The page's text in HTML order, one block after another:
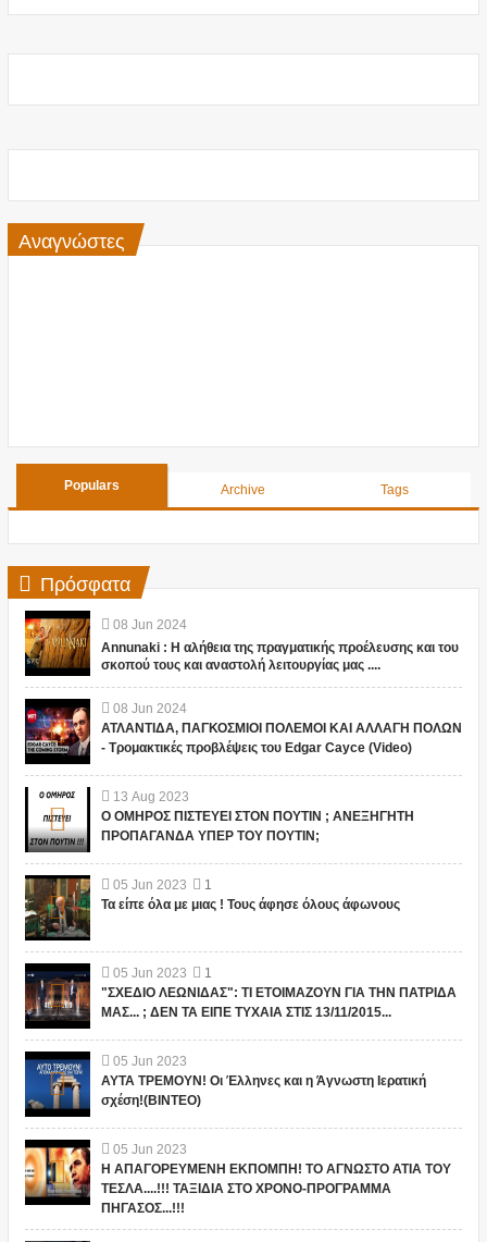
Αναγνώστες
Populars Archive Tags
Πρόσφατα
08 Jun 2024
Annunaki : Η αλήθεια της πραγματικής προέλευσης και του
σκοπού τους και αναστολή λειτουργίας μας ....
08 Jun 2024
ΑΤΛΑΝΤΙΔΑ, ΠΑΓΚΟΣΜΙΟΙ ΠΟΛΕΜΟΙ ΚΑΙ ΑΛΛΑΓΗ ΠΟΛΩΝ
- Τρομακτικές προβλέψεις του Edgar Cayce (Video)
13 Aug 2023
Ο ΟΜΗΡΟΣ ΠΙΣΤΕΥΕΙ ΣΤΟΝ ΠΟΥΤΙΝ ; ΑΝΕΞΗΓΗΤΗ
ΠΡΟΠΑΓΑΝΔΑ ΥΠΕΡ ΤΟΥ ΠΟΥΤΙΝ;
05 Jun 2023
1
Τα είπε όλα με μιας ! Τους άφησε όλους άφωνους
05 Jun 2023
1
"ΣΧΕΔΙΟ ΛΕΩΝΙΔΑΣ": ΤΙ ΕΤΟΙΜΑΖΟΥΝ ΓΙΑ ΤΗΝ ΠΑΤΡΙΔΑ
ΜΑΣ... ; ΔΕΝ ΤΑ ΕΙΠΕ ΤΥΧΑΙΑ ΣΤΙΣ 13/11/2015...
05 Jun 2023
ΑΥΤΑ ΤΡΕΜΟΥΝ! Οι Έλληνες και η Άγνωστη Ιερατική
σχέση!(ΒΙΝΤΕΟ)
05 Jun 2023
Η ΑΠΑΓΟΡΕΥΜΕΝΗ ΕΚΠΟΜΠΗ! ΤΟ ΑΓΝΩΣΤΟ ΑΤΙΑ ΤΟΥ
ΤΕΣΛΑ....!!! ΤΑΞΙΔΙΑ ΣΤΟ ΧΡΟΝΟ-ΠΡΟΓΡΑΜΜΑ
ΠΗΓΑΣΟΣ...!!!